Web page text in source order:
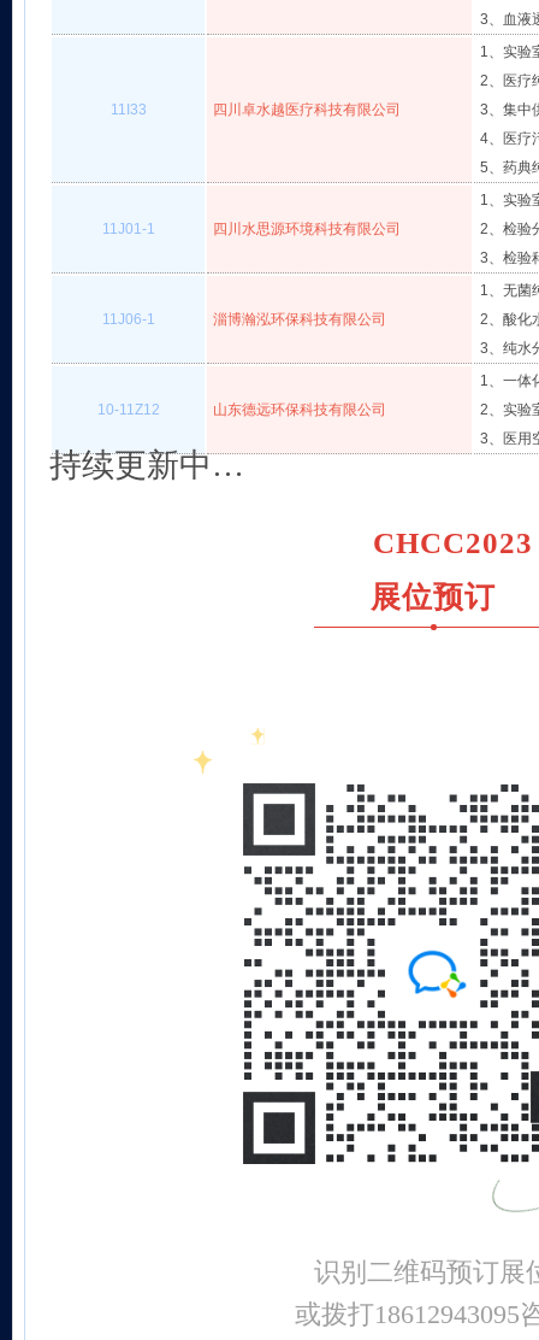
3、血液
11I33 四川卓水越医疗科技有限公司
1、实验
2、医疗
3、集中
4、医疗
5、药典
11J01-1 四川水思源环境科技有限公司
1、实验
2、检验
3、检验
11J06-1 淄博瀚泓环保科技有限公司
1、无菌
2、酸化
3、纯水
10-11Z12 山东德远环保科技有限公司
1、一体
2、实验
3、医用
持续更新中…
CHCC2023
展位预订
识别二维码预订展
或拨打18612943095